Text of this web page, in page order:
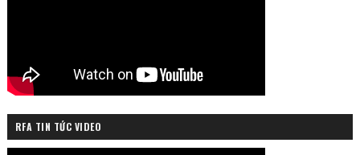
RFA TIN TỨC VIDEO